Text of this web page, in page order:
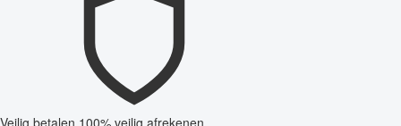
Veilig betalen 100% veilig afrekenen